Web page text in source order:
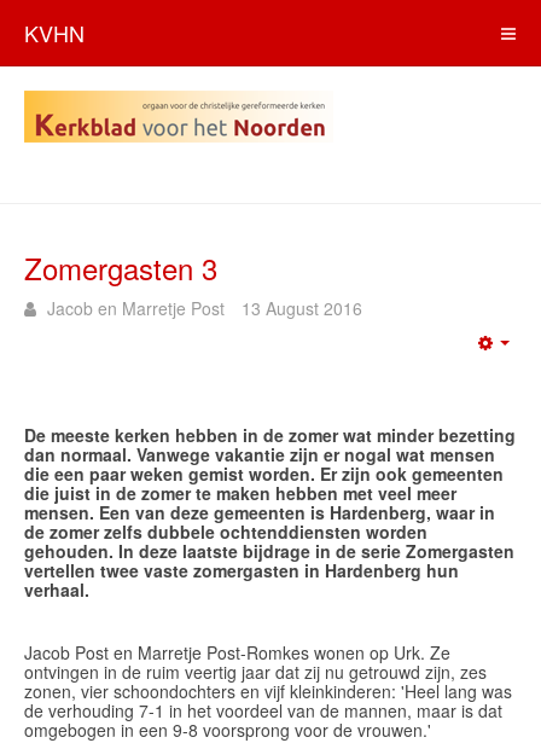
KVHN
Zomergasten 3
Jacob en Marretje Post 13 August 2016
De meeste kerken hebben in de zomer wat minder bezetting
dan normaal. Vanwege vakantie zijn er nogal wat mensen
die een paar weken gemist worden. Er zijn ook gemeenten
die juist in de zomer te maken hebben met veel meer
mensen. Een van deze gemeenten is Hardenberg, waar in
de zomer zelfs dubbele ochtenddiensten worden
gehouden. In deze laatste bijdrage in de serie Zomergasten
vertellen twee vaste zomergasten in Hardenberg hun
verhaal.
Jacob Post en Marretje Post-Romkes wonen op Urk. Ze
ontvingen in de ruim veertig jaar dat zij nu getrouwd zijn, zes
zonen, vier schoondochters en vijf kleinkinderen: 'Heel lang was
de verhouding 7-1 in het voordeel van de mannen, maar is dat
omgebogen in een 9-8 voorsprong voor de vrouwen.'